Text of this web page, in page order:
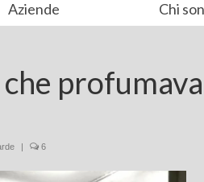
Aziende Chi
| 6